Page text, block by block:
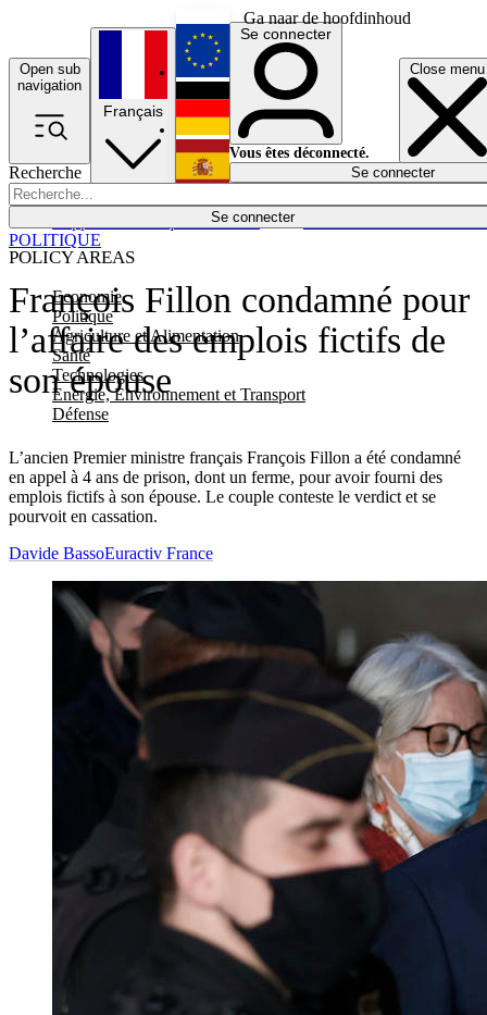
Ga naar de hoofdinhoud
Open sub
navigation
Close menu
Recherche
Se connecter
POLICY AREAS
Economie
Politique
Agriculture et Alimentation
Santé
Technologies
Energie, Environnement et Transport
Défense
Économie
Français
English
Deutsch
Español
Se connecter
Vous êtes déconnecté.
Se connecter
François Fillon condamné pour
l’affaire des emplois fictifs de
son épouse
L’ancien Premier ministre français François Fillon a été condamné
en appel à 4 ans de prison, dont un ferme, pour avoir fourni des
emplois fictifs à son épouse. Le couple conteste le verdict et se
pourvoit en cassation.
POLITIQUE
Davide BassoEuractiv France